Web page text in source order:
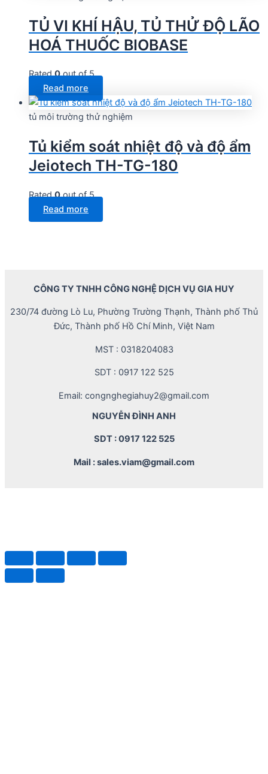
TỦ VI KHÍ HẬU, TỦ THỬ ĐỘ LÃO
HOÁ THUỐC BIOBASE
Rated0out of 5
Read more
tủ môi trường thử nghiệm
Tủ kiểm soát nhiệt độ và độ ẩm
Jeiotech TH-TG-180
Rated0out of 5
Read more
CÔNG TY TNHH CÔNG NGHỆ DỊCH VỤ GIA HUY
230/74 đường Lò Lu, Phường Trường Thạnh, Thành phố Thủ
Đức, Thành phố Hồ Chí Minh, Việt Nam
MST : 0318204083
SDT : 0917 122 525
Email: congnghegiahuy2@gmail.com
NGUYỄN ĐÌNH ANH
SDT : 0917 122 525
Mail : sales.viam@gmail.com